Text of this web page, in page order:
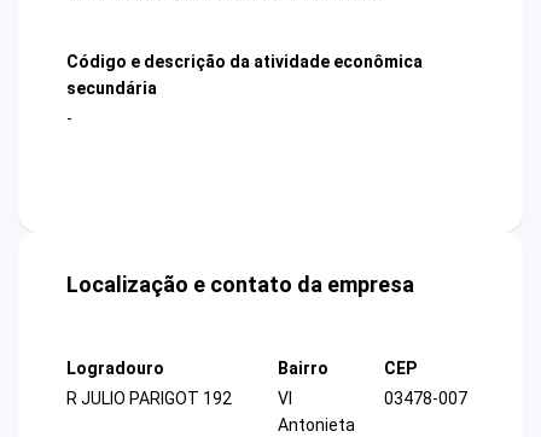
Código e descrição da atividade econômica
secundária
-
Localização e contato da empresa
Logradouro
R JULIO PARIGOT 192
Bairro
Vl
Antonieta
CEP
03478-007